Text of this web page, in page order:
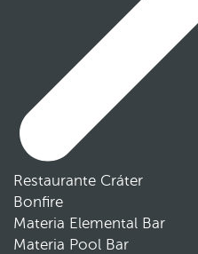
Restaurante Cráter
Bonfire
Materia Elemental Bar
Materia Pool Bar